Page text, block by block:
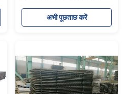
अनुकूलित विनिर्देशअभी पूछताछ करें